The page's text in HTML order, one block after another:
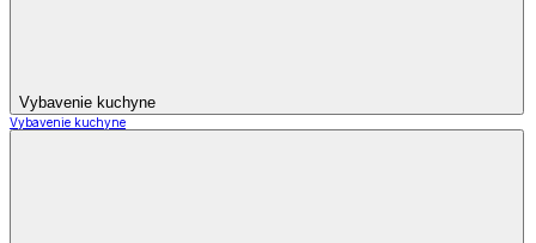
Vybavenie kuchyne
Vybavenie kuchyne